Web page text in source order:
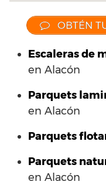
OBTÉN
Escaleras de
en Alacón
Parquets
en Alacón
Parquets
Parquets
en Alacón